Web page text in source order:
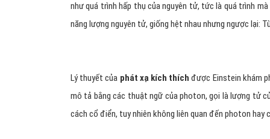
như quá trình hấp thụ của nguyên tử, tức là quá trình
năng lượng nguyên tử, giống hệt nhau nhưng ngược lại:
Lý thuyết của phát xạ kích thích được Einstein khám
mô tả bằng các thuật ngữ của photon, gọi là lượng tử
cách cổ điển, tuy nhiên không liên quan đến photon